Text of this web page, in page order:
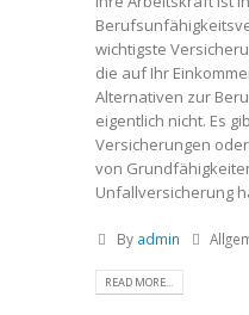
wichtigste
die auf Ihr
Alternativen zur
eigentlich nicht. Es
Versicherungen
von
Unfallversicherung
By admin
READ MORE...